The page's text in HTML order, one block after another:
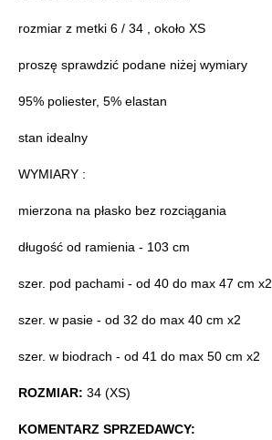
rozmiar z metki 6 / 34 , około XS
proszę sprawdzić podane niżej wymiary
95% poliester, 5% elastan
stan idealny
WYMIARY :
mierzona na płasko bez rozciągania
długość od ramienia - 103 cm
szer. pod pachami - od 40 do max 47 cm x2
szer. w pasie - od 32 do max 40 cm x2
szer. w biodrach - od 41 do max 50 cm x2
ROZMIAR: 34 (XS)
KOMENTARZ SPRZEDAWCY: